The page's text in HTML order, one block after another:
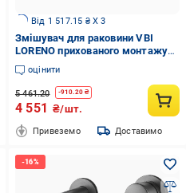
Від 1 517.15 ₴ X 3
Змішувач для раковини VBI
LORENO прихованого монтажу
Black (2958591515)
оцінити
5 461.20 -910.20₴
4 551 ₴/шт.
Привеземо Доставимо